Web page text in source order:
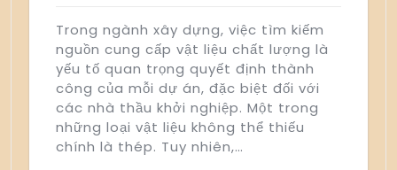
Trong ngành xây dựng, việc tìm kiếm
nguồn cung cấp vật liệu chất lượng là
yếu tố quan trọng quyết định thành
công của mỗi dự án, đặc biệt đối với
các nhà thầu khởi nghiệp. Một trong
những loại vật liệu không thể thiếu
chính là thép. Tuy nhiên,…